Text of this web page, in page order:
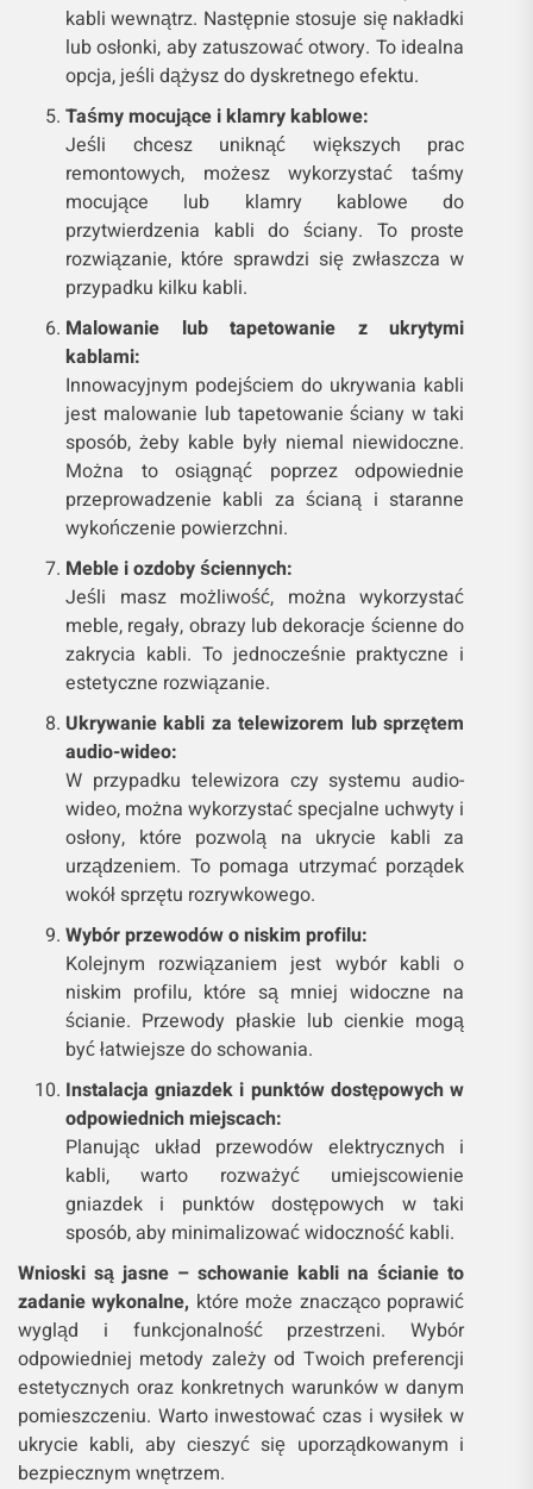
kabli wewnątrz. Następnie stosuje się nakładki
lub osłonki, aby zatuszować otwory. To idealna
opcja, jeśli dążysz do dyskretnego efektu.
Taśmy mocujące i klamry kablowe:
Jeśli chcesz uniknąć większych prac
remontowych, możesz wykorzystać taśmy
mocujące lub klamry kablowe do
przytwierdzenia kabli do ściany. To proste
rozwiązanie, które sprawdzi się zwłaszcza w
przypadku kilku kabli.
Malowanie lub tapetowanie z ukrytymi
kablami:
Innowacyjnym podejściem do ukrywania kabli
jest malowanie lub tapetowanie ściany w taki
sposób, żeby kable były niemal niewidoczne.
Można to osiągnąć poprzez odpowiednie
przeprowadzenie kabli za ścianą i staranne
wykończenie powierzchni.
Meble i ozdoby ściennych:
Jeśli masz możliwość, można wykorzystać
meble, regały, obrazy lub dekoracje ścienne do
zakrycia kabli. To jednocześnie praktyczne i
estetyczne rozwiązanie.
Ukrywanie kabli za telewizorem lub sprzętem
audio-wideo:
W przypadku telewizora czy systemu audio-
wideo, można wykorzystać specjalne uchwyty i
osłony, które pozwolą na ukrycie kabli za
urządzeniem. To pomaga utrzymać porządek
wokół sprzętu rozrywkowego.
Wybór przewodów o niskim profilu:
Kolejnym rozwiązaniem jest wybór kabli o
niskim profilu, które są mniej widoczne na
ścianie. Przewody płaskie lub cienkie mogą
być łatwiejsze do schowania.
Instalacja gniazdek i punktów dostępowych w
odpowiednich miejscach:
Planując układ przewodów elektrycznych i
kabli, warto rozważyć umiejscowienie
gniazdek i punktów dostępowych w taki
sposób, aby minimalizować widoczność kabli.
Wnioski są jasne – schowanie kabli na ścianie to
zadanie wykonalne, które może znacząco poprawić
wygląd i funkcjonalność przestrzeni. Wybór
odpowiedniej metody zależy od Twoich preferencji
estetycznych oraz konkretnych warunków w danym
pomieszczeniu. Warto inwestować czas i wysiłek w
ukrycie kabli, aby cieszyć się uporządkowanym i
bezpiecznym wnętrzem.